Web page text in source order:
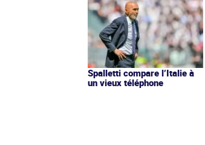
Spalletti compare l’Italie à
un vieux téléphone